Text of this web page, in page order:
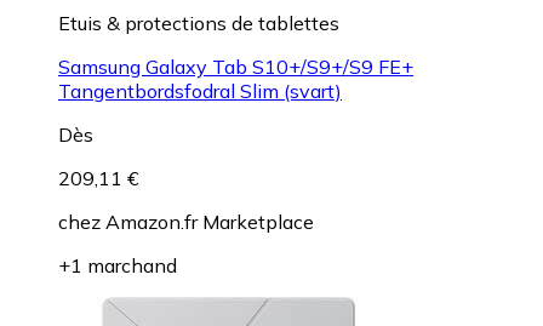
Etuis & protections de tablettes
Samsung Galaxy Tab S10+/S9+/S9 FE+
Tangentbordsfodral Slim (svart)
Dès
209,11 €
chez Amazon.fr Marketplace
+1 marchand